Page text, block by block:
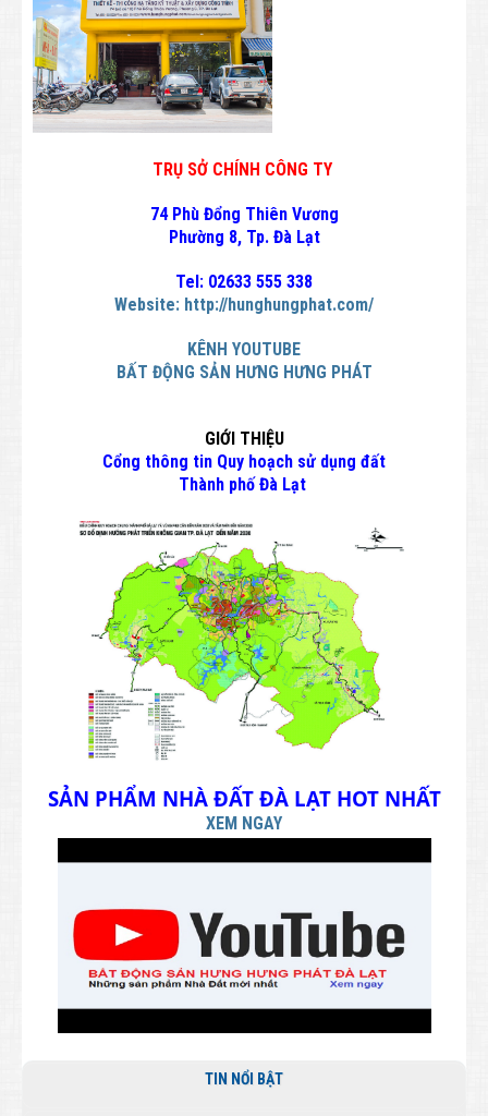
TRỤ SỞ CHÍNH CÔNG TY
74 Phù Đổng Thiên Vương
Phường 8, Tp. Đà Lạt
Tel: 02633 555 338
Website: http://hunghungphat.com/
KÊNH YOUTUBE
BẤT ĐỘNG SẢN HƯNG HƯNG PHÁT
GIỚI THIỆU
Cổng thông tin Quy hoạch sử dụng đất
Thành phố Đà Lạt
SẢN PHẨM NHÀ ĐẤT ĐÀ LẠT HOT NHẤT
XEM NGAY
TIN NỔI BẬT